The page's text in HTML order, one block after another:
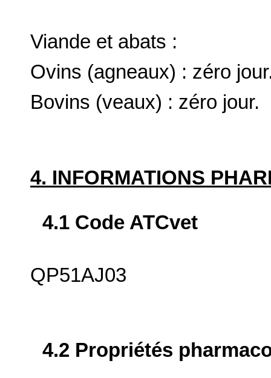
Viande et abats :
Ovins (agneaux) : zéro
Bovins (veaux) : zéro jour.
4. INFORMATIONS
4.1 Code ATCvet
QP51AJ03
4.2 Propriétés